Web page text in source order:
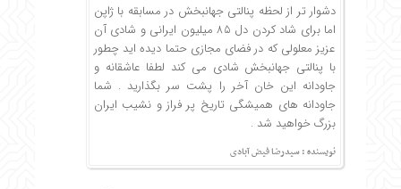
دشوار تر از لحظه پنالتی جهانبخش در مسابقه با ژاپن
اما برای شاد کردن دل ۸۵ میلیون ایرانی و شادی آن
عزیز معلولی که در فضای مجازی حتما دیده اید چطور
با پنالتی جهانبخش شادی می کند لطفا عاشقانه و
جاودانه این خان آخر را پشت سر بگذارید . شما
جاودانه های همیشگی تاریخ پر فراز و نشیب ایران
بزرگ خواهید شد .‌
نویسنده : سیدرضا فیض آبادی